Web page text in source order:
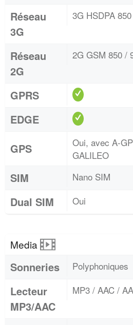
Réseau
3G
3G HSDPA
Réseau
2G
2G GSM 850 /
GPRS
EDGE
GPS
Oui, avec A-
GALILEO
SIM Nano SIM
Dual SIM Oui
Media
Sonneries Polyphoniques
Lecteur
MP3/AAC
MP3 / AAC /